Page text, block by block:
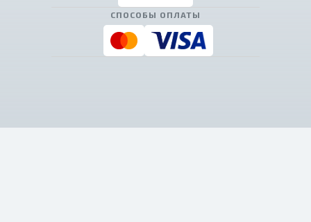
СПОСОБЫ ОПЛАТЫ